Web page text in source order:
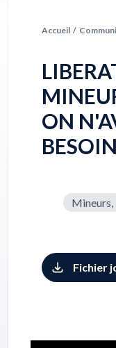
Accueil /
ON
Mineurs,
Fichier